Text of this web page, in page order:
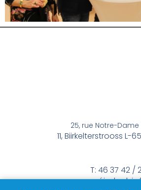
25, rue Notre-
11, Biirkelterstrooss L-
T: 46 37 42 /
méindes bis